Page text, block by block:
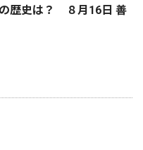
歴史は？ ８月16日 善